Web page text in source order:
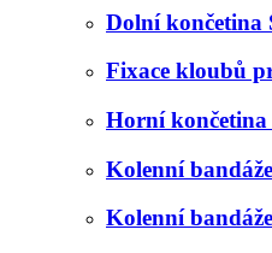
Dolní končetina
Fixace kloubů
Horní končetina
Kolenní
Kolenní